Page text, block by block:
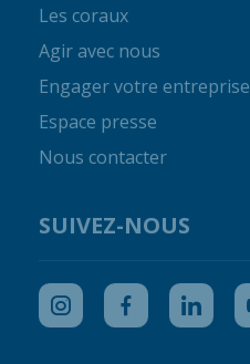
Les coraux
Agir avec nous
Engager votre entreprise
Espace presse
Nous contacter
SUIVEZ-NOUS